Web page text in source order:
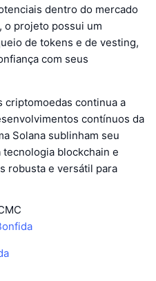
dentro do mercado
o projeto possui um
de tokens e de vesting,
com seus
criptomoedas continua a
contínuos da
Solana sublinham seu
blockchain e
robusta e versátil para